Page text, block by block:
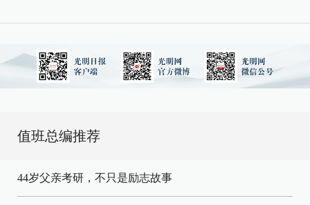
值班总编推荐
44岁父亲考研，不只是励志故事